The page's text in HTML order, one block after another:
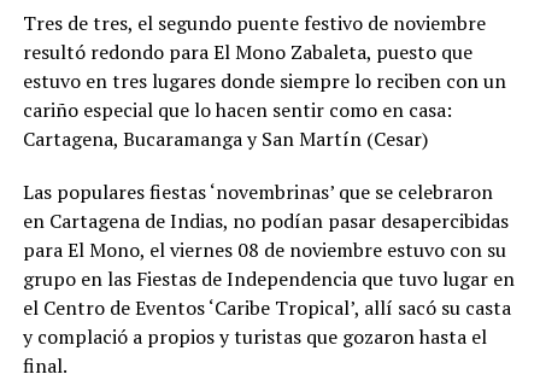
Tres de tres, el segundo puente festivo de noviembre
resultó redondo para El Mono Zabaleta, puesto que
estuvo en tres lugares donde siempre lo reciben con un
cariño especial que lo hacen sentir como en casa:
Cartagena, Bucaramanga y San Martín (Cesar)
Las populares fiestas ‘novembrinas’ que se celebraron
en Cartagena de Indias, no podían pasar desapercibidas
para El Mono, el viernes 08 de noviembre estuvo con su
grupo en las Fiestas de Independencia que tuvo lugar en
el Centro de Eventos ‘Caribe Tropical’, allí sacó su casta
y complació a propios y turistas que gozaron hasta el
final.